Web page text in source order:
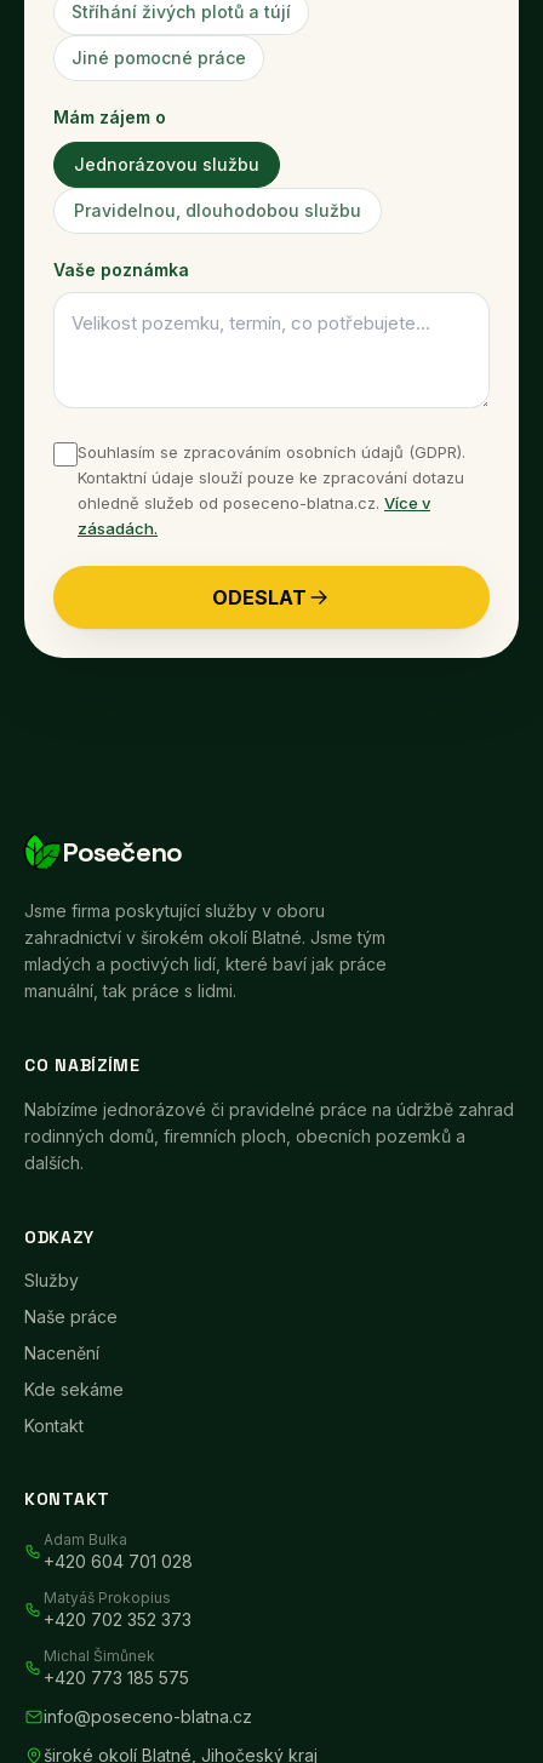
Stříhání živých plotů a tújí
Jiné pomocné práce
Mám zájem o
Jednorázovou službu
Pravidelnou, dlouhodobou službu
Vaše poznámka
Souhlasím se zpracováním osobních údajů (GDPR).
Kontaktní údaje slouží pouze ke zpracování dotazu
ohledně služeb od poseceno-blatna.cz. Více v
zásadách.
ODESLAT
Posečeno
Jsme firma poskytující služby v oboru
zahradnictví v širokém okolí Blatné. Jsme tým
mladých a poctivých lidí, které baví jak práce
manuální, tak práce s lidmi.
CO NABÍZÍME
Nabízíme jednorázové či pravidelné práce na údržbě zahrad
rodinných domů, firemních ploch, obecních pozemků a
dalších.
ODKAZY
Služby
Naše práce
Nacenění
Kde sekáme
Kontakt
KONTAKT
Adam Bulka
+420 604 701 028
Matyáš Prokopius
+420 702 352 373
Michal Šimůnek
+420 773 185 575
info@poseceno-blatna.cz
široké okolí Blatné Jihočeský kraj